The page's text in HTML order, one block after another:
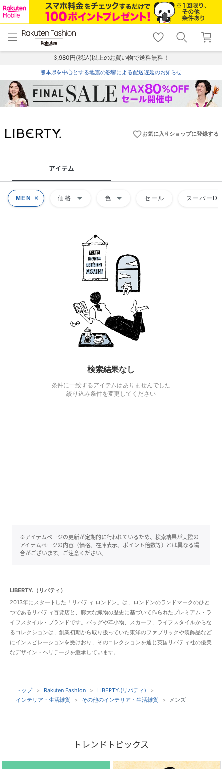
menu home
トップ
shopping_cart lock_outline
ログイン
3,980円(税込)以上のお買い物で送料無料！
熊本県を中心とする地震の影響による配送遅延のお知らせ
favorite_borderお気に入りショップに登録する
アイテム
MEN 価格 arrow_drop_down 色 arrow_drop_down セール スーパー
検索結果なし
条件に一致するアイテムはありませんでした
絞り込み条件を変更してください
※アイテムページの更新が定期的に行われているため、検索結果が実際の
アイテムページの内容（価格、在庫表示、ポイント倍数等）とは異なる場
合がございます。ご注意ください。
LIBERTY.（リバティ）
2013年にスタートした「リバティ ロンドン」は、ロンドンのランドマークのひと
つであるリバティ百貨店と、膨大な織物の歴史に基づいて作られたプレミアム・ラ
イフスタイル・ブランドです。バッグや革小物、スカーフ、ライフスタイルからな
るコレクションは、創業初期から取り扱っていた東洋のファブリックや装飾品など
にインスピレーションを受けおり、そのコレクションを通じ英国リバティ社の優美
なデザイン・ヘリテージを継承しています。
トップ Rakuten Fashion
LIBERTY.(リバティ)
インテリア・生活雑貨
その他のインテリア・生活雑貨 メンズ
トレンドトピックス